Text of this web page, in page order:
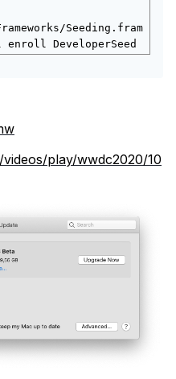
Seeding.fram
enroll DeveloperSeed
play/wwdc2020/10